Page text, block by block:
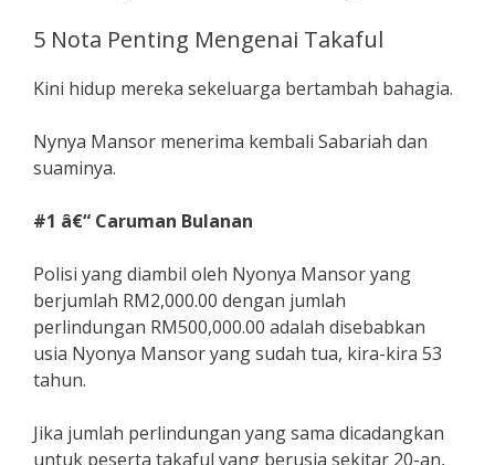
5 Nota Penting Mengenai Takaful
Kini hidup mereka sekeluarga bertambah bahagia.
Nynya Mansor menerima kembali Sabariah dan
suaminya.
#1 â€“ Caruman Bulanan
Polisi yang diambil oleh Nyonya Mansor yang
berjumlah RM2,000.00 dengan jumlah
perlindungan RM500,000.00 adalah disebabkan
usia Nyonya Mansor yang sudah tua, kira-kira 53
tahun.
Jika jumlah perlindungan yang sama dicadangkan
untuk peserta takaful yang berusia sekitar 20-an,